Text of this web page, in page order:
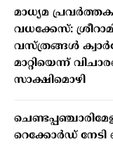
മാധ്യമ
വധക്കേസ്:
വസ്ത്രങ്ങൾ
മാറ്റിയെന്ന്
സാക്ഷിമൊഴി
റെക്കോർഡ്